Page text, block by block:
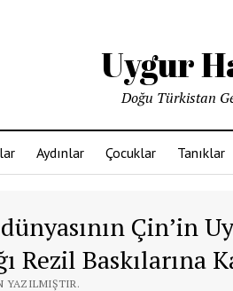
Uygur
Doğu Türkistan
Aydınlar Çocuklar Tanıklar
Çin’in
Rezil Baskılarına
YAZILMIŞTIR.